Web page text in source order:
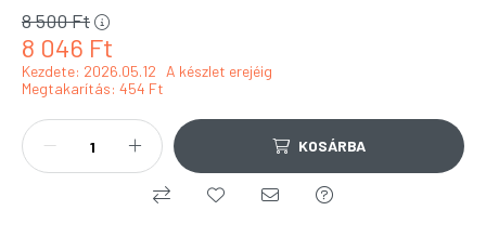
8 046 Ft
8 500Ft
Kezdete: 2026.05.12
A készlet erejéig
Megtakarítás 454 Ft
KOSÁRBA